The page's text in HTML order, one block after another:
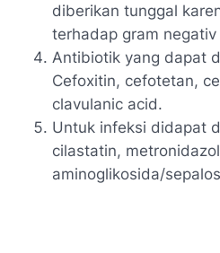
diberikan tunggal
terhadap gram
Antibiotik yang dapat
Cefoxitin, cefotetan,
clavulanic acid.
Untuk infeksi didapat
cilastatin,
aminoglikosida/